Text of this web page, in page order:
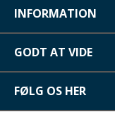
INFORMATION
GODT AT VIDE
FØLG OS HER